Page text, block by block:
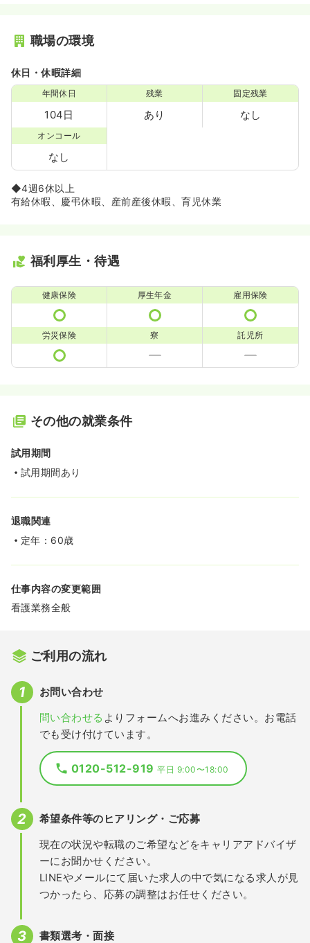
職場の環境
休日・休暇詳細
年間休日
104日
残業
あり
固定残業
なし
オンコール
なし
◆4週6休以上
有給休暇、慶弔休暇、産前産後休暇、育児休業
福利厚生・待遇
健康保険 厚生年金 雇用保険
労災保険 寮 託児所
その他の就業条件
試用期間
試用期間あり
退職関連
定年：60歳
仕事内容の変更範囲
看護業務全般
ご利用の流れ
お問い合わせ
問い合わせる よりフォームへお進みください。お電話
でも受け付けています。
0120-512-919平日 9:00〜18:00
希望条件等のヒアリング・ご応募
現在の状況や転職のご希望などをキャリアアドバイザ
ーにお聞かせください。
LINEやメールにて届いた求人の中で気になる求人が見
つかったら、応募の調整はお任せください。
書類選考・面接